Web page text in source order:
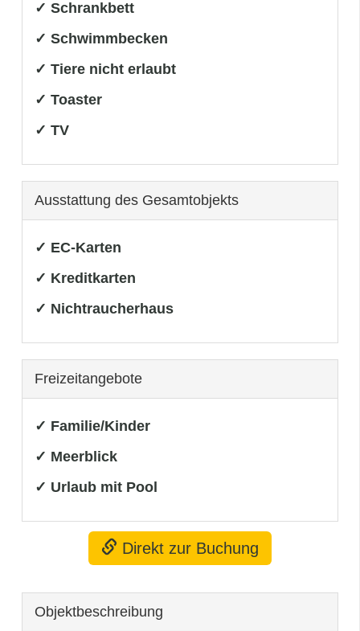
✓ Schrankbett
✓ Schwimmbecken
✓ Tiere nicht erlaubt
✓ Toaster
✓ TV
Ausstattung des Gesamtobjekts
✓ EC-Karten
✓ Kreditkarten
✓ Nichtraucherhaus
Freizeitangebote
✓ Familie/Kinder
✓ Meerblick
✓ Urlaub mit Pool
Direkt zur Buchung
Objekt­beschreibung